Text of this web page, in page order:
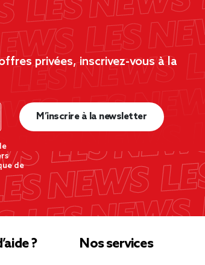
privées, inscrivez-vous à la
de
M’inscrire à la newsletter
? Nos services